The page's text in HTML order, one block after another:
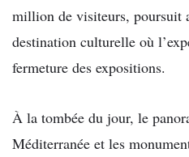
million de visiteurs, poursuit
destination culturelle où
fermeture des expositions.
À la tombée du jour, le
Méditerranée et les